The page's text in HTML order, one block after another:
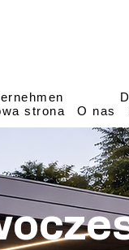
strona O nas